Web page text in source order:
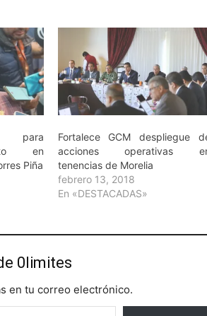
para
en
Piña
Fortalece GCM despliegue
acciones operativas
tenencias de Morelia
febrero 13, 2018
En «DESTACADAS»
0limites
en tu correo electrónico.